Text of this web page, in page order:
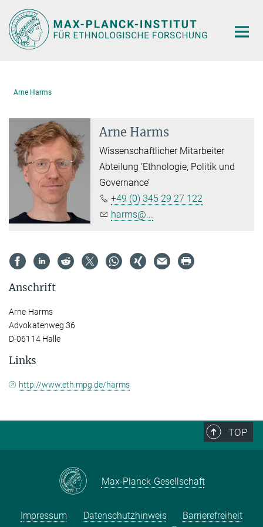
Hauptinhalt
Arne Harms
Arne Harms
Wissenschaftlicher Mitarbeiter
Abteilung ‘Ethnologie, Politik und
Governance’
+49 (0) 345 29 27 122
harms@...
Anschrift
Arne Harms
Advokatenweg 36
D-06114 Halle
Links
http://www.eth.mpg.de/harms
TOP
Max-Planck-Gesellschaft
Impressum Datenschutzhinweis
Barrierefreiheit